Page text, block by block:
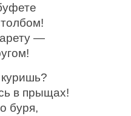
—
в прыщах!
буря,